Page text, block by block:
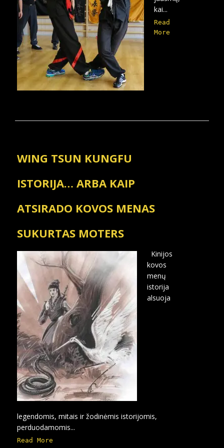
kai...
Read
More
WING TSUN KUNGFU
ISTORIJA… ARBA KAIP
ATSIRADO KOVOS MENAS
SUKURTAS MOTERS
Kinijos
kovos
menų
istorija
alsuoja
legendomis, mitais ir žodinėmis istorijomis,
perduodamomis...
Read More